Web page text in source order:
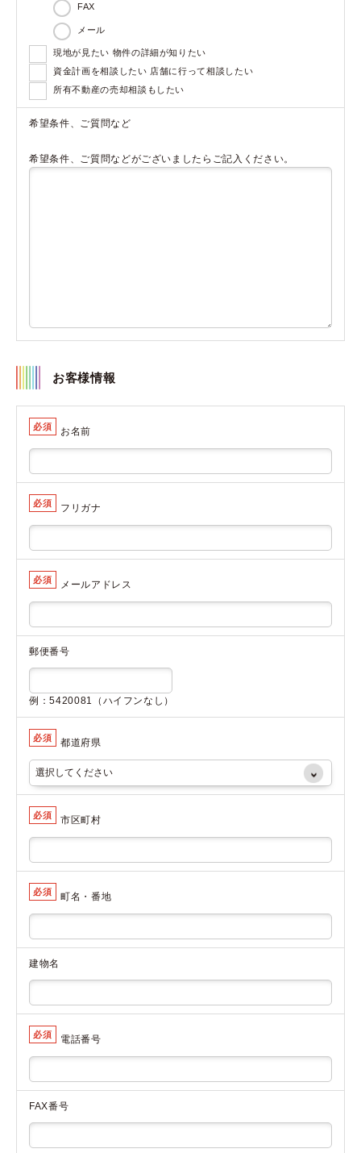
FAX
メール
現地が見たい 物件の詳細が知りたい
資金計画を相談したい 店舗に行って相談したい
所有不動産の売却相談もしたい
希望条件、ご質問など
希望条件、ご質問などがございましたらご記入ください。
お客様情報
必須 お名前
必須 フリガナ
必須 メールアドレス
郵便番号
例：5420081（ハイフンなし）
必須 都道府県
必須 市区町村
必須 町名・番地
建物名
必須 電話番号
FAX番号